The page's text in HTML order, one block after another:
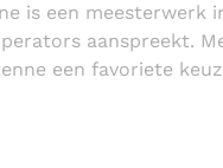
is een meesterwerk
aanspreekt.
een favoriete